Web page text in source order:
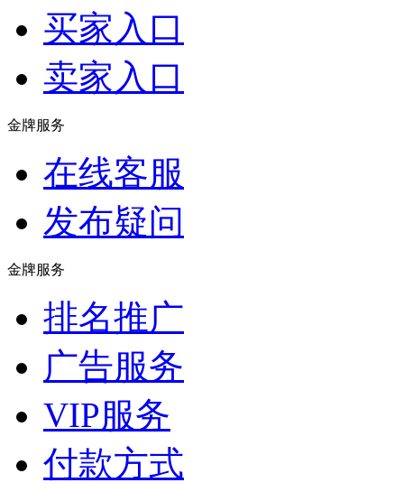
买家入口
卖家入口
金牌服务
在线客服
发布疑问
金牌服务
排名推广
广告服务
VIP服务
付款方式